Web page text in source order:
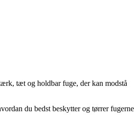
tæt og holdbar fuge, der kan modstå
du bedst beskytter og tørrer fugerne